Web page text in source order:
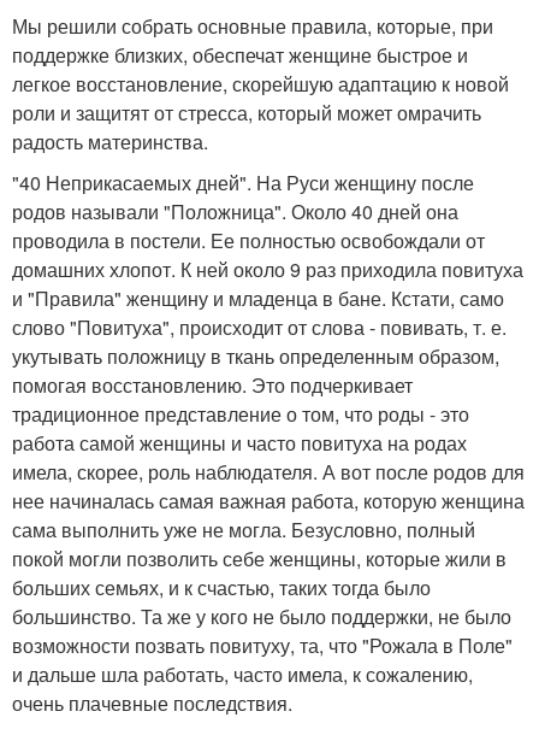
Мы решили собрать основные правила, которые, при
поддержке близких, обеспечат женщине быстрое и
легкое восстановление, скорейшую адаптацию к новой
роли и защитят от стресса, который может омрачить
радость материнства.
"40 Неприкасаемых дней". На Руси женщину после
родов называли "Положница". Около 40 дней она
проводила в постели. Ее полностью освобождали от
домашних хлопот. К ней около 9 раз приходила повитуха
и "Правила" женщину и младенца в бане. Кстати, само
слово "Повитуха", происходит от слова - повивать, т. е.
укутывать положницу в ткань определенным образом,
помогая восстановлению. Это подчеркивает
традиционное представление о том, что роды - это
работа самой женщины и часто повитуха на родах
имела, скорее, роль наблюдателя. А вот после родов для
нее начиналась самая важная работа, которую женщина
сама выполнить уже не могла. Безусловно, полный
покой могли позволить себе женщины, которые жили в
больших семьях, и к счастью, таких тогда было
большинство. Та же у кого не было поддержки, не было
возможности позвать повитуху, та, что "Рожала в Поле"
и дальше шла работать, часто имела, к сожалению,
очень плачевные последствия.